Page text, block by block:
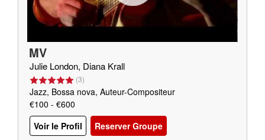
MV
Julie London, Diana Krall
(3)
Jazz, Bossa nova, Auteur-Compositeur
€100 - €600
Voir le Profil
Reserver Groupe